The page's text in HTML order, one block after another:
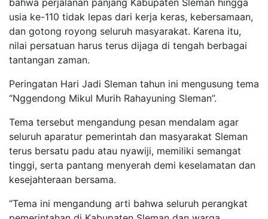
bahwa perjalanan panjang Kabupaten Sleman hingga
usia ke-110 tidak lepas dari kerja keras, kebersamaan,
dan gotong royong seluruh masyarakat. Karena itu,
nilai persatuan harus terus dijaga di tengah berbagai
tantangan zaman.
Peringatan Hari Jadi Sleman tahun ini mengusung tema
“Nggendong Mikul Murih Rahayuning Sleman”.
Tema tersebut mengandung pesan mendalam agar
seluruh aparatur pemerintah dan masyarakat Sleman
terus bersatu padu atau nyawiji, memiliki semangat
tinggi, serta pantang menyerah demi keselamatan dan
kesejahteraan bersama.
“Tema ini mengandung arti bahwa seluruh perangkat